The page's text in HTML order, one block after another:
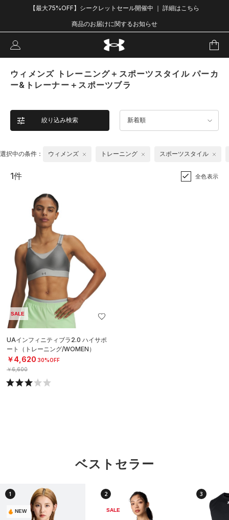
【最大75%OFF】シークレットセール開催中 ｜ 詳細はこちら
商品のお届けに関するお知らせ
ウィメンズ トレーニング＋スポーツスタイル パーカ
ー&トレーナー＋スポーツブラ
絞り込み検索 新着順
選択中の条件： ウィメンズ トレーニング スポーツスタイル
1件 全色表示
SALE
UAインフィニティブラ2.0 ハイサポ
ート（トレーニング/WOMEN）
￥4,620 30%OFF
￥6,600
ベストセラー
1
NEW
2
SALE
3